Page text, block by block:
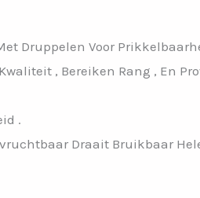
Druppelen Voor
, Bereiken Rang , En
.
Draait Bruikbaar